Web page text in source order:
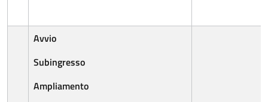
Avvio
Subingresso
Ampliamento